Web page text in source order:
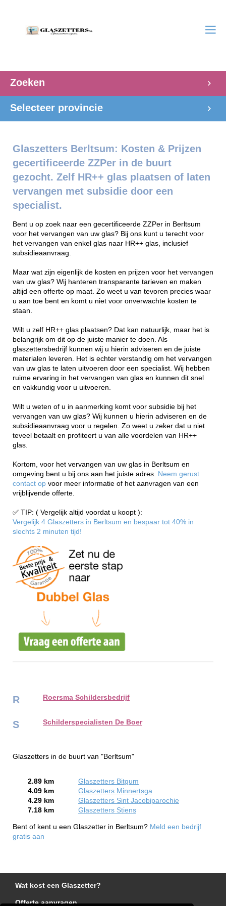
Zoeken
Selecteer provincie
Glaszetters Berltsum: Kosten & Prijzen
gecertificeerde ZZPer in de buurt
gezocht. Zelf HR++ glas plaatsen of laten
vervangen met subsidie door een
specialist.
Bent u op zoek naar een gecertificeerde ZZPer in Berltsum
voor het vervangen van uw glas? Bij ons kunt u terecht voor
het vervangen van enkel glas naar HR++ glas, inclusief
subsidieaanvraag.
Maar wat zijn eigenlijk de kosten en prijzen voor het vervangen
van uw glas? Wij hanteren transparante tarieven en maken
altijd een offerte op maat. Zo weet u van tevoren precies waar
u aan toe bent en komt u niet voor onverwachte kosten te
staan.
Wilt u zelf HR++ glas plaatsen? Dat kan natuurlijk, maar het is
belangrijk om dit op de juiste manier te doen. Als
glaszettersbedrijf kunnen wij u hierin adviseren en de juiste
materialen leveren. Het is echter verstandig om het vervangen
van uw glas te laten uitvoeren door een specialist. Wij hebben
ruime ervaring in het vervangen van glas en kunnen dit snel
en vakkundig voor u uitvoeren.
Wilt u weten of u in aanmerking komt voor subsidie bij het
vervangen van uw glas? Wij kunnen u hierin adviseren en de
subsidieaanvraag voor u regelen. Zo weet u zeker dat u niet
teveel betaalt en profiteert u van alle voordelen van HR++
glas.
Kortom, voor het vervangen van uw glas in Berltsum en
omgeving bent u bij ons aan het juiste adres. Neem gerust
contact op voor meer informatie of het aanvragen van een
vrijblijvende offerte.
✅ TIP: ( Vergelijk altijd voordat u koopt ):
Vergelijk 4 Glaszetters in Berltsum en bespaar tot 40% in
slechts 2 minuten tijd!
R Roersma Schildersbedrijf
S Schilderspecialisten De Boer
Glaszetters in de buurt van "Berltsum"
2.89 km
Glaszetters Bitgum
4.09 km
Glaszetters Minnertsga
4.29 km
Glaszetters Sint Jacobiparochie
7.18 km
Glaszetters Stiens
Bent of kent u een Glaszetter in Berltsum? Meld een bedrijf
gratis aan
Wat kost een Glaszetter?
Offerte aanvragen